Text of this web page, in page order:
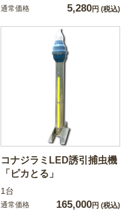
通常価格 5,280円 (税込)
コナジラミLED誘引捕虫機
「ピカとる」
1台
通常価格 165,000円 (税込)